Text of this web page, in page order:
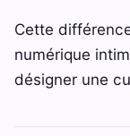
Cette
numérique
désigner une